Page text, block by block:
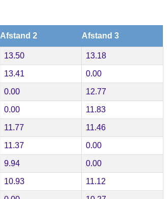
Afstand 2 Afstand 3
13.50 13.18
13.41 0.00
0.00 12.77
0.00 11.83
11.77 11.46
11.37 0.00
9.94 0.00
10.93 11.12